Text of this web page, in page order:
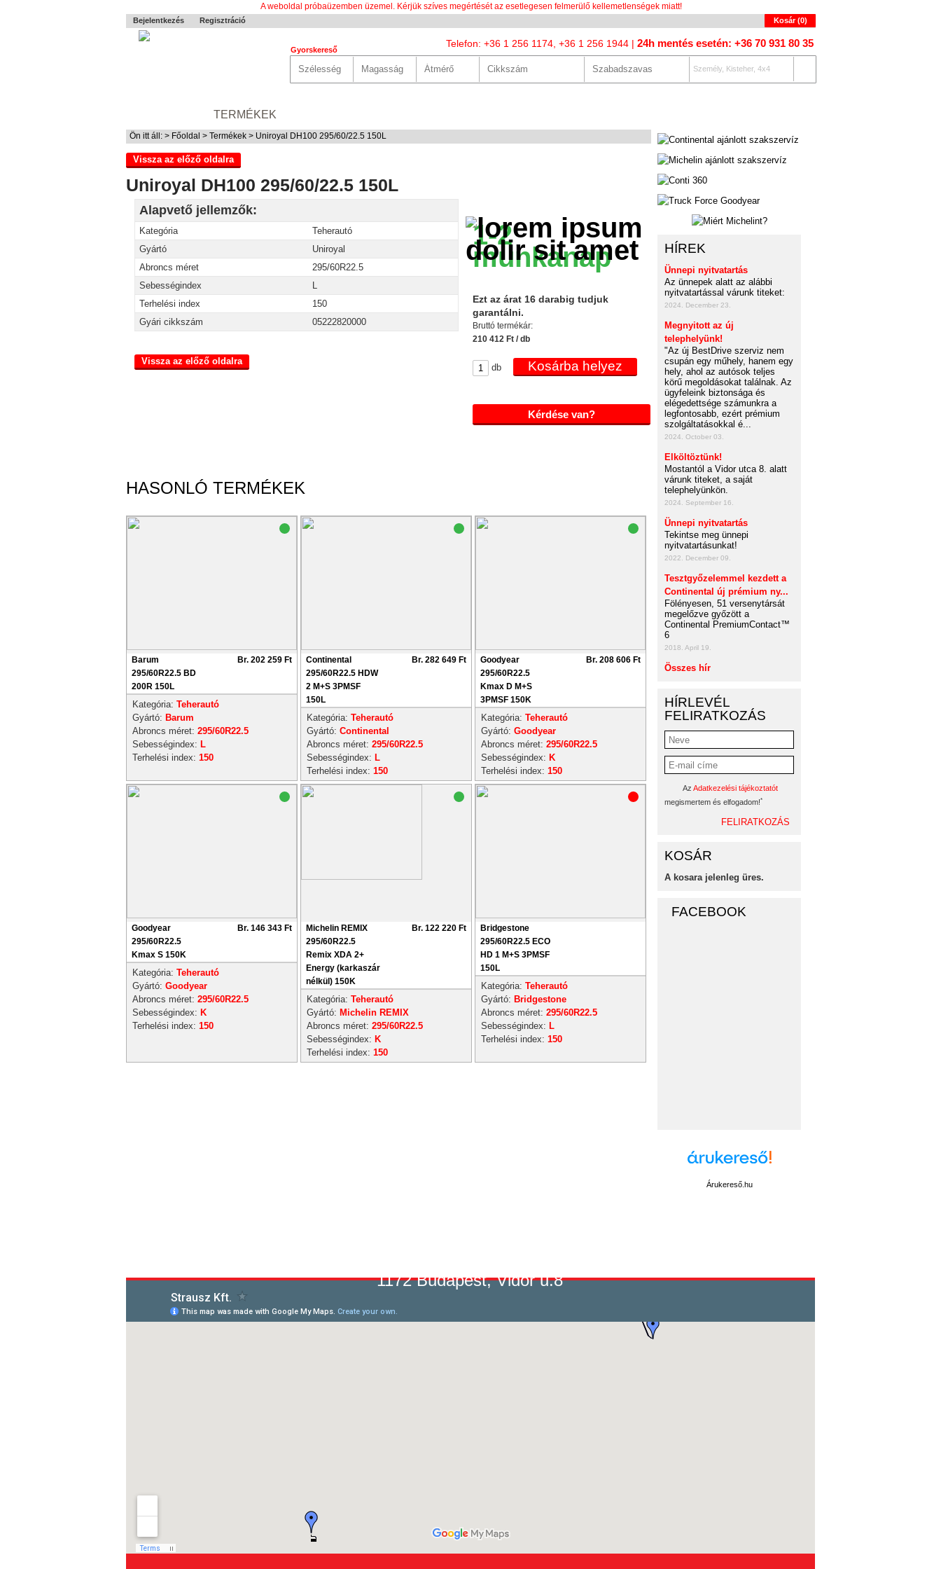
A weboldal próbaüzemben üzemel. Kérjük szíves megértését az esetlegesen felmerülő kellemetlenségek miatt!
Bejelentkezés Regisztráció Kosár (0)
Telefon: +36 1 256 1174, +36 1 256 1944 | 24h mentés esetén: +36 70 931 80 35
Gyorskereső
Személy, Kisteher, 4x4
TERMÉKEK
Ön itt áll: > Főoldal > Termékek > Uniroyal DH100 295/60/22.5 150L
Vissza az előző oldalra
Uniroyal DH100 295/60/22.5 150L
Alapvető jellemzők:
Kategória
Teherautó
Gyártó
Uniroyal
Abroncs méret
295/60R22.5
Sebességindex
L
Terhelési index
150
Gyári cikkszám
05222820000
Vissza az előző oldalra
1-2
munkanap
Ezt az árat 16 darabig tudjuk
garantálni.
Bruttó termékár:
210 412 Ft / db
db
Kérdése van?
HASONLÓ TERMÉKEK
Barum
295/60R22.5 BD
200R 150L
Br. 202 259 Ft
Kategória: Teherautó
Gyártó: Barum
Abroncs méret: 295/60R22.5
Sebességindex: L
Terhelési index: 150
Continental
295/60R22.5 HDW
2 M+S 3PMSF
150L
Br. 282 649 Ft
Kategória: Teherautó
Gyártó: Continental
Abroncs méret: 295/60R22.5
Sebességindex: L
Terhelési index: 150
Goodyear
295/60R22.5
Kmax D M+S
3PMSF 150K
Br. 208 606 Ft
Kategória: Teherautó
Gyártó: Goodyear
Abroncs méret: 295/60R22.5
Sebességindex: K
Terhelési index: 150
Goodyear
295/60R22.5
Kmax S 150K
Br. 146 343 Ft
Kategória: Teherautó
Gyártó: Goodyear
Abroncs méret: 295/60R22.5
Sebességindex: K
Terhelési index: 150
Michelin REMIX
295/60R22.5
Remix XDA 2+
Energy (karkaszár
nélkül) 150K
Br. 122 220 Ft
Kategória: Teherautó
Gyártó: Michelin REMIX
Abroncs méret: 295/60R22.5
Sebességindex: K
Terhelési index: 150
Bridgestone
295/60R22.5 ECO
HD 1 M+S 3PMSF
150L
Kategória: Teherautó
Gyártó: Bridgestone
Abroncs méret: 295/60R22.5
Sebességindex: L
Terhelési index: 150
HÍREK
Ünnepi nyitvatartás
Az ünnepek alatt az alábbi
nyitvatartással várunk titeket:
2024. December 23.
Megnyitott az új
telephelyünk!
"Az új BestDrive szerviz nem
csupán egy műhely, hanem egy
hely, ahol az autósok teljes
körű megoldásokat találnak. Az
ügyfeleink biztonsága és
elégedettsége számunkra a
legfontosabb, ezért prémium
szolgáltatásokkal é...
2024. October 03.
Elköltöztünk!
Mostantól a Vidor utca 8. alatt
várunk titeket, a saját
telephelyünkön.
2024. September 16.
Ünnepi nyitvatartás
Tekintse meg ünnepi
nyitvatartásunkat!
2022. December 09.
Tesztgyőzelemmel kezdett a
Continental új prémium ny...
Fölényesen, 51 versenytársát
megelőzve győzött a
Continental PremiumContact™
6
2018. April 19.
Összes hír
HÍRLEVÉL
FELIRATKOZÁS
Az Adatkezelési tájékoztatót
megismertem és elfogadom!*
KOSÁR
A kosara jelenleg üres.
FACEBOOK
Árukereső.hu
1172 Budapest, Vidor u.8